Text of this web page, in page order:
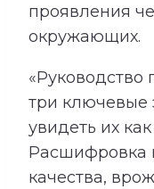
проявления
окружающих.
«Руководство
три ключевые
увидеть их
Расшифровка
качества,